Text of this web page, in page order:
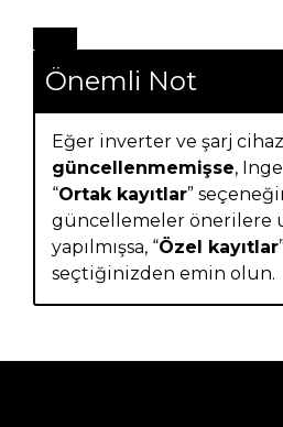
Önemli Not
Eğer inverter ve şarj
güncellenmemişse,
“Ortak kayıtlar”
güncellemeler önerilere
yapılmışsa, “Özel kayıtlar
seçtiğinizden emin olun.